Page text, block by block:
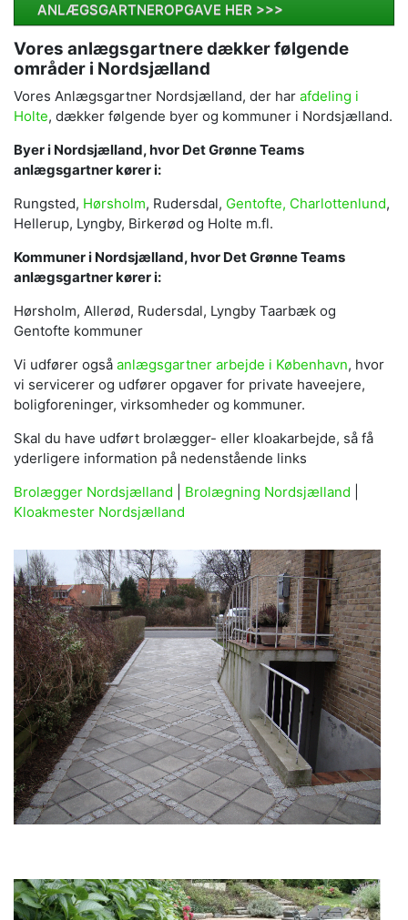
ANLÆGSGARTNEROPGAVE HER >>>
Vores anlægsgartnere dækker følgende
områder i Nordsjælland
Vores Anlægsgartner Nordsjælland, der har afdeling i
Holte, dækker følgende byer og kommuner i Nordsjælland.
Byer i Nordsjælland, hvor Det Grønne Teams
anlægsgartner kører i:
Rungsted, Hørsholm, Rudersdal, Gentofte, Charlottenlund,
Hellerup, Lyngby, Birkerød og Holte m.fl.
Kommuner i Nordsjælland, hvor Det Grønne Teams
anlægsgartner kører i:
Hørsholm, Allerød, Rudersdal, Lyngby Taarbæk og
Gentofte kommuner
Vi udfører også anlægsgartner arbejde i København, hvor
vi servicerer og udfører opgaver for private haveejere,
boligforeninger, virksomheder og kommuner.
Skal du have udført brolægger- eller kloakarbejde, så få
yderligere information på nedenstående links
Brolægger Nordsjælland
Brolægning Nordsjælland
Kloakmester Nordsjælland